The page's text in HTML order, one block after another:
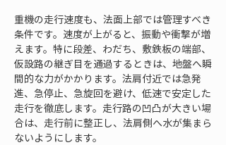
重機の走行速度も、法面上部では管理すべき
条件です。速度が上がると、振動や衝撃が増
えます。特に段差、わだち、敷鉄板の端部、
仮設路の継ぎ目を通過するときは、地盤へ瞬
間的な力がかかります。法肩付近では急発
進、急停止、急旋回を避け、低速で安定した
走行を徹底します。走行路の凹凸が大きい場
合は、走行前に整正し、法肩側へ水が集まら
ないようにします。